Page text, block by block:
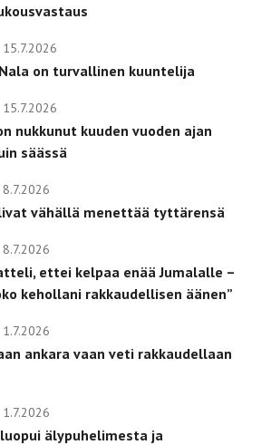
15.7.2026
on turvallinen kuuntelija
15.7.2026
nukkunut kuuden vuoden ajan
säässä
8.7.2026
vähällä menettää tyttärensä
8.7.2026
ettei kelpaa enää Jumalalle –
kehollani rakkaudellisen äänen”
1.7.2026
ankara vaan veti rakkaudellaan
1.7.2026
älypuhelimesta ja